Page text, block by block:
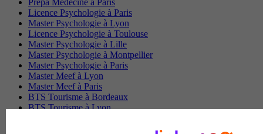
Licence Psychologie à Paris
Master Psychologie à Lyon
Licence Psychologie à Toulouse
Master Psychologie à Lille
Master Psychologie à Montpellier
Master Psychologie à Paris
Master Meef à Lyon
Master Meef à Paris
BTS Tourisme à Bordeaux
BTS Tourisme à Lyon